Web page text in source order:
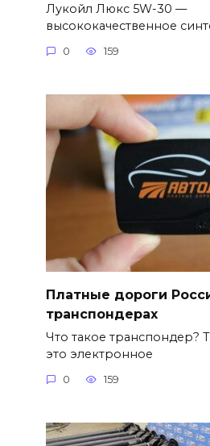
Лукойл Люкс 5W-30 —
высококачественное
0 159
Платные дороги
транспондерах
Что такое транспондер?
это электронное
0 159